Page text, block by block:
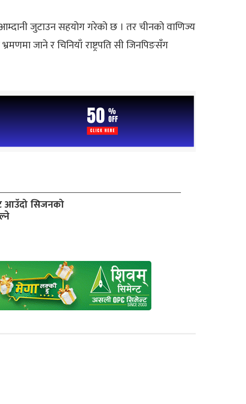
जुटाउन सहयोग गरेको छ । तर चीनको वाणिज्य
जाने र चिनियाँ राष्ट्रपति सी जिनपिङसँग
आउँदो सिजनको